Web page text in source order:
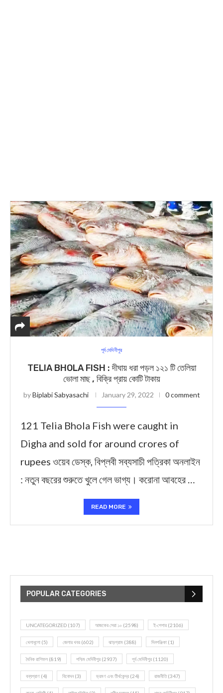
পূর্ব মেদিনীপুর
TELIA BHOLA FISH : দীঘায় ধরা পড়ল ১২১ টি তেলিয়া
ভোলা মাছ , বিক্রি প্রায় কোটি টাকায়
byBiplabi Sabyasachi January 29, 2022 0 comment
121 Telia Bhola Fish were caught in
Digha and sold for around crores of
rupees ওয়েব ডেস্ক, বিপ্লবী সব্যসাচী পত্রিকা অনলাইন
: নতুন বছরের শুরুতে খুলে গেল ভাগ্য। করোনা আবহের …
READ MORE
POPULAR CATEGORIES
UNCATEGORIZED (107) আজকের সেরা ১০ (2598) ই-পেপার (2106)
খেলাধূলো (5) জেলার খবর (602) ঝাড়গ্রাম (388) দিনপঞ্জিকা (1)
দৈনিক রাশিফল (819) পশ্চিম মেদিনীপুর (2937) পূর্ব মেদিনীপুর (1120)
বন্যপ্রাণ (4) বিনোদন(3) ভ্রমণ এবং তীর্থকেন্দ্র (24) রাজনীতি(347)